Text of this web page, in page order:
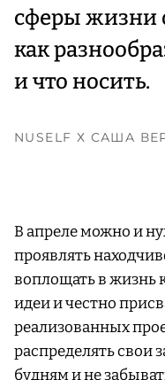
сферы жизни
как
и что носить.
NUSELF Х САША
В апреле можно и
проявлять
воплощать в жизнь
идеи и честно
реализованных
распределять свои
будням и не